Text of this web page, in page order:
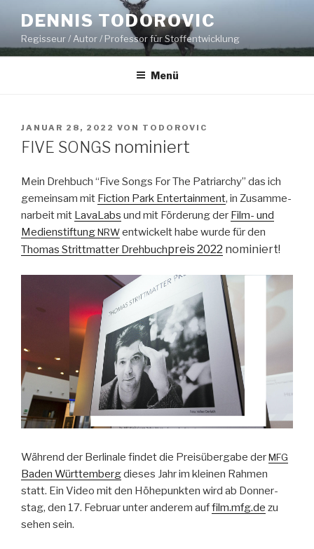
Inhalt
springen
DENNIS TODOROVIC
Regisseur / Autor / Professor für Stoffentwicklung
Menü
VERÖFFENTLICHT
AM
JANUAR 28, 2022 VON TODOROVIC
FIVE SONGS nominiert
Mein Drehbuch “Five Songs For The Patri­archy” das ich
gemein­sam mit Fic­tion Park Enter­tain­ment, in Zusam­me­
nar­beit mit LavaL­abs und mit Förderung der Film- und
Medi­en­s­tiftungNRWentwick­elt habe wurde für den
Thomas Strittmat­ter Drehbuchpreis 2022 nominiert!
Während der Berli­nale find­et die Preisüber­gabe derMFG
Baden Würt­tem­bergdieses Jahr im kleinen Rah­men
statt. Ein Video mit den Höhep­unk­ten wird ab Don­ner­
stag, den 17. Feb­ru­ar unter anderem auffilm.mfg.de zu
sehen sein.